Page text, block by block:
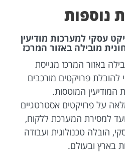
נוספות
עסקי למערכות מודיעין
מובילה באזור המרכז
באזור המרכז מגייסת
פרויקטים מורכבים
המודיעין המוטסות.
על פרויקטים אסטרטגיים
למסירת המערכת ללקוח,
הובלה טכנולוגית ועבודה
בארץ ובעולם.